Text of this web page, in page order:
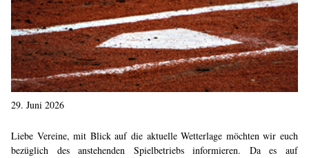
29. Juni 2026
Liebe Vereine, mit Blick auf die aktuelle Wetterlage möchten wir euch
bezüglich des anstehenden Spielbetriebs informieren. Da es auf